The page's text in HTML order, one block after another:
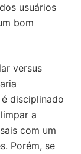
usuários
bom
versus
disciplinado
a
com um
Porém, se